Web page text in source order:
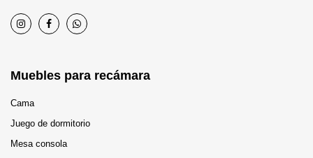
Muebles para recámara
Cama
Juego de dormitorio
Mesa consola